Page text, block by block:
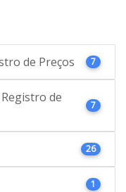
de Preços 7
de
7
26
1